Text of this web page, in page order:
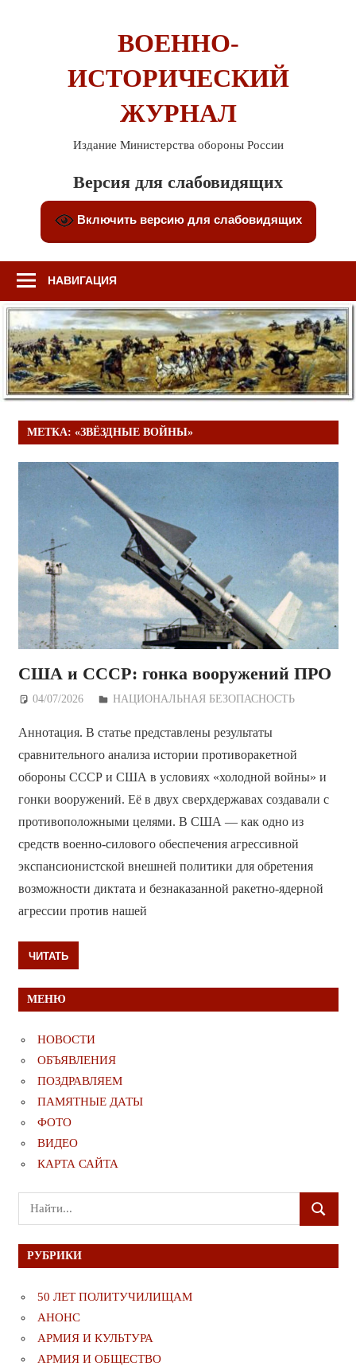
ВОЕННО-
ИСТОРИЧЕСКИЙ
ЖУРНАЛ
Издание Министерства обороны России
Версия для слабовидящих
Включить версию для слабовидящих
НАВИГАЦИЯ
МЕТКА: «ЗВЁЗДНЫЕ ВОЙНЫ»
США и СССР: гонка вооружений ПРО
04/07/2026 Дежурный по Редакции
НАЦИОНАЛЬНАЯ БЕЗОПАСНОСТЬ
Аннотация. В статье представлены результаты
сравнительного анализа истории противоракетной
обороны СССР и США в условиях «холодной войны» и
гонки вооружений. Её в двух сверхдержавах создавали с
противоположными целями. В США — как одно из
средств военно-силового обеспечения агрессивной
экспансионистской внешней политики для обретения
возможности диктата и безнаказанной ракетно-ядерной
агрессии против нашей
ЧИТАТЬ
МЕНЮ
НОВОСТИ
ОБЪЯВЛЕНИЯ
ПОЗДРАВЛЯЕМ
ПАМЯТНЫЕ ДАТЫ
ФОТО
ВИДЕО
КАРТА САЙТА
Поиск
для:
ПОИСК
РУБРИКИ
50 ЛЕТ ПОЛИТУЧИЛИЩАМ
АНОНС
АРМИЯ И КУЛЬТУРА
АРМИЯ И ОБЩЕСТВО